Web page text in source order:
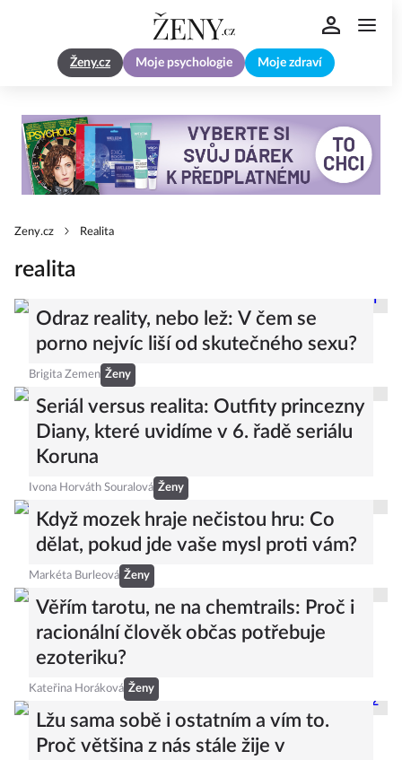
Ženy.cz Moje psychologie Moje zdraví
Zeny.cz Realita
realita
Odraz reality, nebo lež: V čem se
porno nejvíc liší od skutečného sexu?
Brigita Zemen Ženy
Seriál versus realita: Outfity princezny
Diany, které uvidíme v 6. řadě seriálu
Koruna
Ivona Horváth Souralová Ženy
Když mozek hraje nečistou hru: Co
dělat, pokud jde vaše mysl proti vám?
Markéta Burleová Ženy
Věřím tarotu, ne na chemtrails: Proč i
racionální člověk občas potřebuje
ezoteriku?
Kateřina Horáková Ženy
Lžu sama sobě i ostatním a vím to.
Proč většina z nás stále žije v